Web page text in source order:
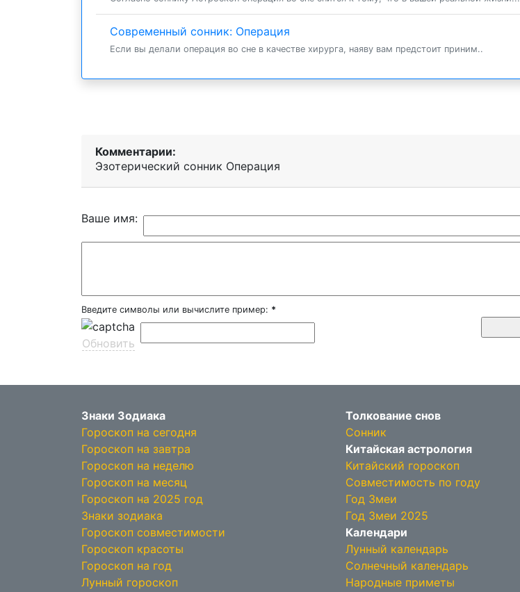
Современный сонник: Операция
Если вы делали операция во сне в качестве хирурга, наяву вам предстоит приним..
Комментарии:
Эзотерический cонник Операция
Ваше имя:
Введите символы или вычислите пример: *
Обновить
Знаки Зодиака
Гороскоп на сегодня
Гороскоп на завтра
Гороскоп на неделю
Гороскоп на месяц
Гороскоп на 2025 год
Знаки зодиака
Гороскоп совместимости
Гороскоп красоты
Гороскоп на год
Лунный гороскоп
Толкование снов
Сонник
Китайская астрология
Китайский гороскоп
Совместимость по году
Год Змеи
Год Змеи 2025
Календари
Лунный календарь
Солнечный календарь
Народные приметы